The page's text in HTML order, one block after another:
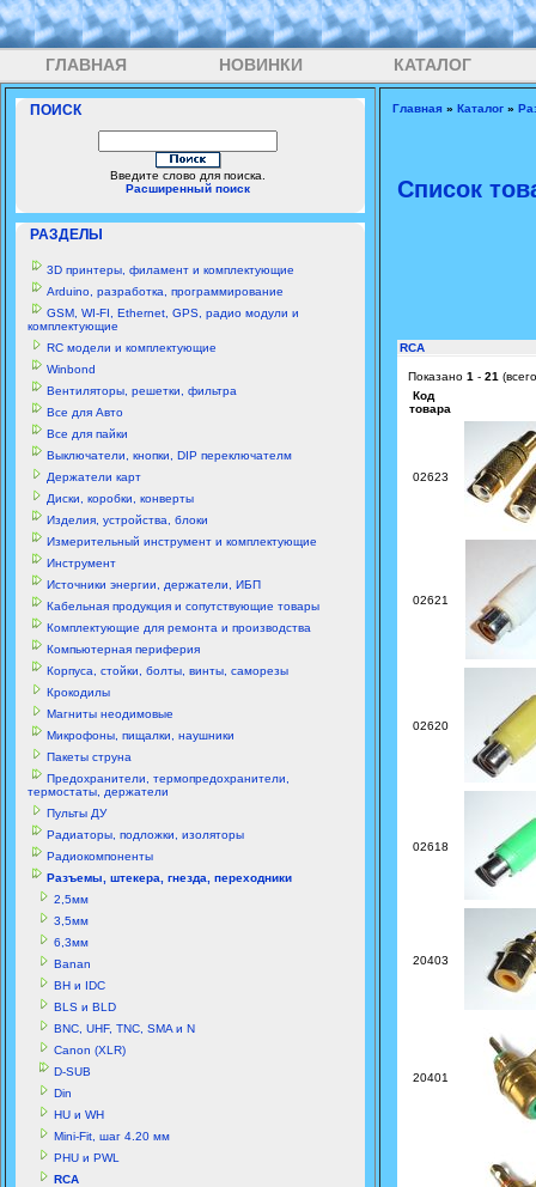
ГЛАВНАЯ НОВИНКИ КАТАЛОГ
ПОИСК
Введите слово для поиска.
Расширенный поиск
РАЗДЕЛЫ
3D принтеры, филамент и комплектующие
Arduino, разработка, программирование
GSM, WI-FI, Ethernet, GPS, радио модули и
комплектующие
RC модели и комплектующие
Winbond
Вентиляторы, решетки, фильтра
Все для Авто
Все для пайки
Выключатели, кнопки, DIP переключателм
Держатели карт
Диски, коробки, конверты
Изделия, устройства, блоки
Измерительный инструмент и комплектующие
Инструмент
Источники энергии, держатели, ИБП
Кабельная продукция и сопутствующие товары
Комплектующие для ремонта и производства
Компьютерная периферия
Корпуса, стойки, болты, винты, саморезы
Крокодилы
Магниты неодимовые
Микрофоны, пищалки, наушники
Пакеты струна
Предохранители, термопредохранители,
термостаты, держатели
Пульты ДУ
Радиаторы, подложки, изоляторы
Радиокомпоненты
Разъемы, штекера, гнезда, переходники
2,5мм
3,5мм
6,3мм
Banan
BH и IDC
BLS и BLD
BNC, UHF, TNC, SMA и N
Canon (XLR)
D-SUB
Din
HU и WH
Mini-Fit, шаг 4.20 мм
PHU и PWL
RCA
Главная » Каталог »
Список
RCA
Показано 1 - 21
Код
товара
02623
02621
02620
02618
20403
20401